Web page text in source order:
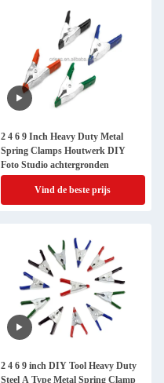
2 4 6 9 Inch Heavy Duty Metal
Spring Clamps Houtwerk DIY
Foto Studio achtergronden
Vind de beste prijs
2 4 6 9 inch DIY Tool Heavy Duty
Steel A Type Metal Spring Clamp